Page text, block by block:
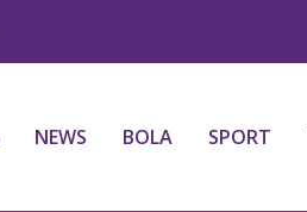
NEWS BOLA SPORT